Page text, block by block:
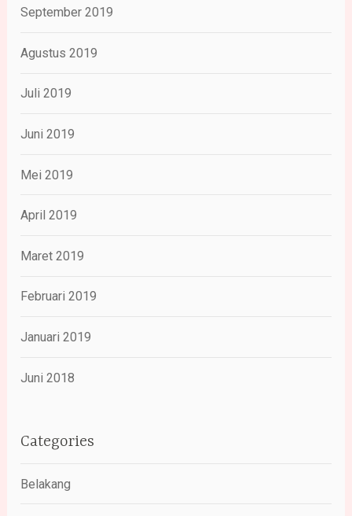
September 2019
Agustus 2019
Juli 2019
Juni 2019
Mei 2019
April 2019
Maret 2019
Februari 2019
Januari 2019
Juni 2018
Categories
Belakang